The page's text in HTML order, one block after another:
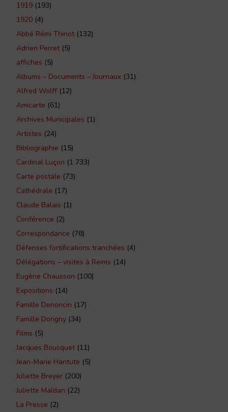
1919 (193)
1920 (4)
Abbé Rémi Thinot(132)
Adrien Perret(5)
affiches (5)
Albums – Documents – Journaux (31)
Alfred Wolff (12)
Amicarte (61)
Archives Municipales (1)
Artistes (24)
Bibliographie (15)
Cardinal Luçon (1 733)
Carte postale (73)
Cathédrale (17)
Claude Balais (1)
Conférence (2)
Correspondance (78)
Défenses fortifications tranchées (4)
Délégations – visites à Reims (14)
Eugène Chausson (100)
Expositions (14)
Famille Denoncin (17)
Famille Dorigny (34)
Films (5)
Jacques Bousquet(11)
Jean-Marie Hantute (5)
Juliette Breyer (200)
Juliette Maldan (22)
La Presse (2)